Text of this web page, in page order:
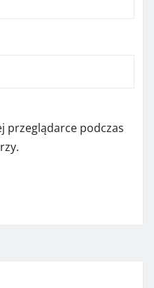
przeglądarce podczas